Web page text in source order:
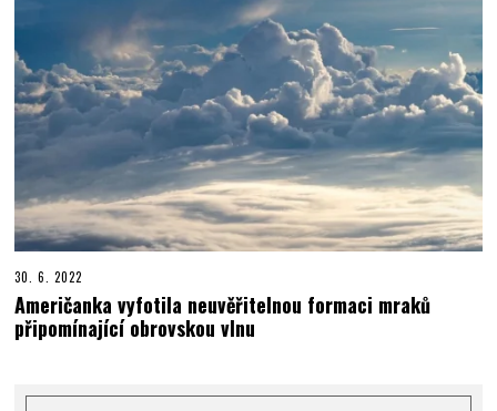
30. 6. 2022
Američanka vyfotila neuvěřitelnou formaci mraků
připomínající obrovskou vlnu